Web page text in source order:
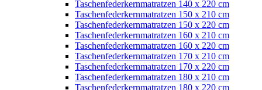
Taschenfederkernmatratzen 140 x 220 cm
Taschenfederkernmatratzen 150 x 210 cm
Taschenfederkernmatratzen 150 x 220 cm
Taschenfederkernmatratzen 160 x 210 cm
Taschenfederkernmatratzen 160 x 220 cm
Taschenfederkernmatratzen 170 x 210 cm
Taschenfederkernmatratzen 170 x 220 cm
Taschenfederkernmatratzen 180 x 210 cm
Taschenfederkernmatratzen 180 x 220 cm